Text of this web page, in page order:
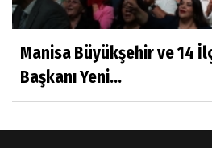
Hatice CAVULDAK
Av.Ahmet
Manisa Büyükşehir ve 14
Başkanı Yeni...